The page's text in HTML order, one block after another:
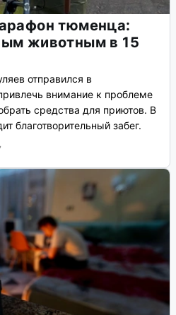
тюменца:
животным в 15
отправился в
внимание к проблеме
средства для приютов. В
благотворительный забег.